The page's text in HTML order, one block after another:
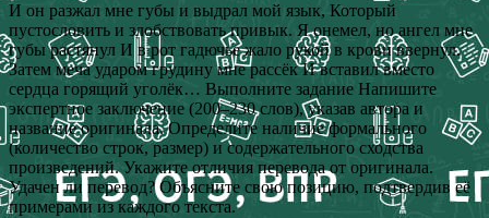
И он разжал мне губы и выдрал мой язык, Который
пустословить и злобствовать привык. Я онемел, но ангел мне
губы растянул И в рот гадючье жало рукой в крови ввернул.
Затем меча ударом грудину мне рассёк И вставил вместо
сердца горящий уголёк… Выполните задание Напишите
экспертное заключение (200–230 слов), указав автора и
название оригинала. Определите наличие формального
(количество строк, размер) и содержательного сходства
произведений. Укажите отличия перевода от оригинала.
Удачен ли перевод? Объясните свою позицию, подтвердив её
примерами из каждого текста.